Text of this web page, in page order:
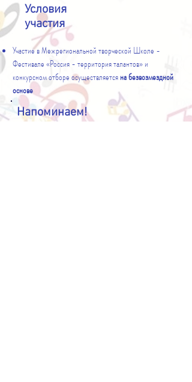
Условия
участия
Участие в Межрегиональной творческой Школе -
Фестивале «Россия - территория талантов» и
конкурсном отборе осуществляетсяна безвозмездной
основе
Напоминаем!